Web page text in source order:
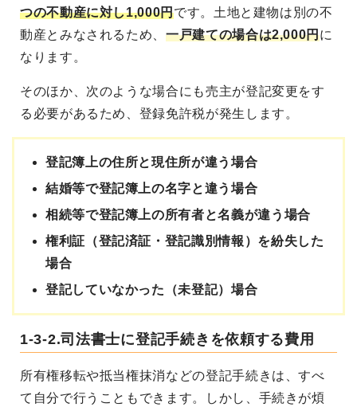
つの不動産に対し1,000円です。土地と建物は別の不
動産とみなされるため、一戸建ての場合は2,000円に
なります。
そのほか、次のような場合にも売主が登記変更をす
る必要があるため、登録免許税が発生します。
登記簿上の住所と現住所が違う場合
結婚等で登記簿上の名字と違う場合
相続等で登記簿上の所有者と名義が違う場合
権利証（登記済証・登記識別情報）を紛失した
場合
登記していなかった（未登記）場合
1-3-2.司法書士に登記手続きを依頼する費用
所有権移転や抵当権抹消などの登記手続きは、すべ
て自分で行うこともできます。しかし、手続きが煩